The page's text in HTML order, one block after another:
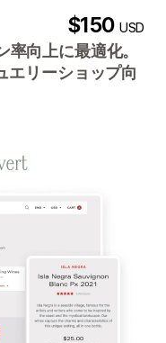
$150USD
率向上に最適化。
エリーショップ向